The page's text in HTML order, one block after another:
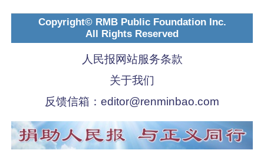
Copyright© RMB Public Foundation Inc.
All Rights Reserved
人民报网站服务条款
关于我们
反馈信箱： editor@renminbao.com